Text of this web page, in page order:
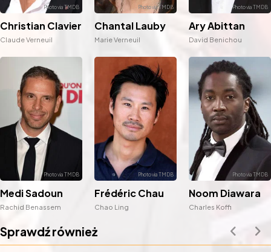
Christian Clavier
Claude Verneuil
Chantal Lauby
Marie Verneuil
Ary Abittan
David Benichou
Medi Sadoun
Rachid Benassem
Frédéric Chau
Chao Ling
Noom Diawara
Charles Koffi
Sprawdź również